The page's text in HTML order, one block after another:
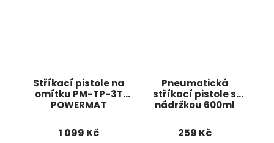
Stříkací pistole na
omítku PM-TP-3T
POWERMAT
1 099 Kč
Pneumatická
stříkací pistole s
nádržkou 600ml
259 Kč